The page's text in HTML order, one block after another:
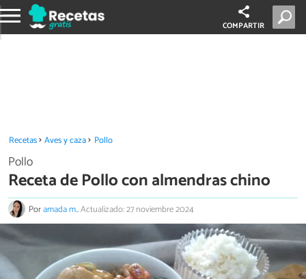
COMPARTIR
Recetas Aves y caza Pollo
Pollo
Receta de Pollo con almendras chino
Poramada m..Actualizado: 27 noviembre 2024